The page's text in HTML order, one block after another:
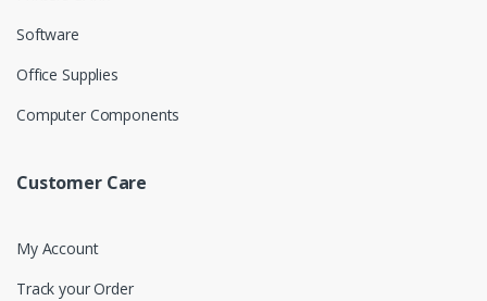
Software
Office Supplies
Computer Components
Customer Care
My Account
Track your Order